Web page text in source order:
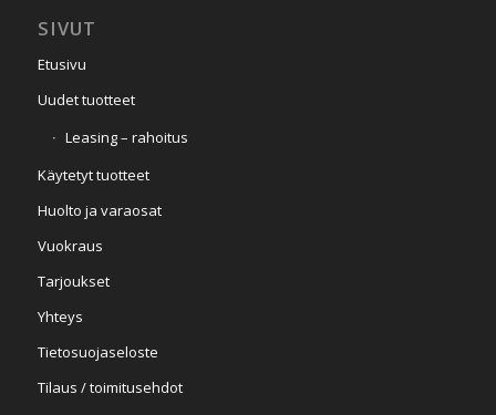
SIVUT
Etusivu
Uudet tuotteet
Leasing – rahoitus
Käytetyt tuotteet
Huolto ja varaosat
Vuokraus
Tarjoukset
Yhteys
Tietosuojaseloste
Tilaus / toimitusehdot